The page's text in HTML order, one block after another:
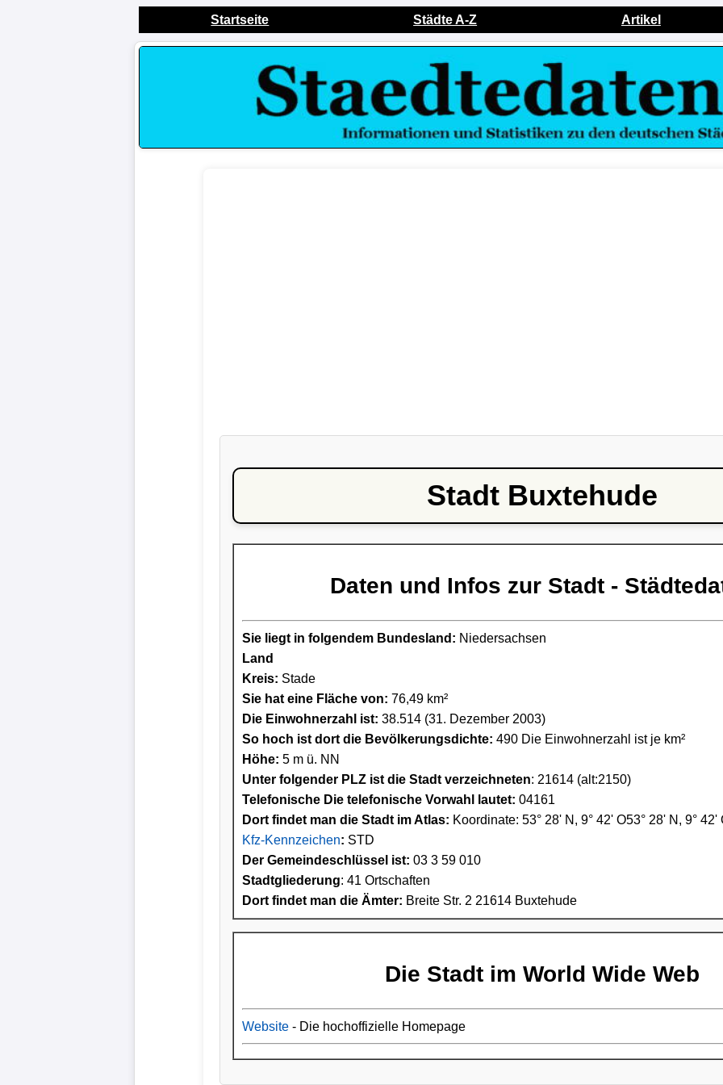
Startseite Städte A-Z Artikel
Stadt Buxtehude
Daten und Infos zur Stadt -
Sie liegt in folgendem Bundesland: Niedersachsen
Land
Kreis: Stade
Sie hat eine Fläche von: 76,49 km²
Die Einwohnerzahl ist: 38.514 (31. Dezember 2003)
So hoch ist dort die Bevölkerungsdichte: 490 Die Einwohnerzahl ist je km²
Höhe: 5 m ü. NN
Unter folgender PLZ ist die Stadt verzeichneten: 21614 (alt:2150)
Telefonische Die telefonische Vorwahl lautet: 04161
Dort findet man die Stadt im Atlas: Koordinate: 53° 28' N, 9° 42' O53° 28' N, 9° 42'
Kfz-Kennzeichen: STD
Der Gemeindeschlüssel ist: 03 3 59 010
Stadtgliederung: 41 Ortschaften
Dort findet man die Ämter: Breite Str. 2 21614 Buxtehude
Die Stadt im World Wide Web
Website - Die hochoffizielle Homepage